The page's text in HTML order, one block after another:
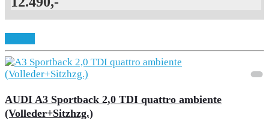
AUDI A3 Sportback 2,0 TDI quattro ambiente
(Volleder+Sitzhzg.)